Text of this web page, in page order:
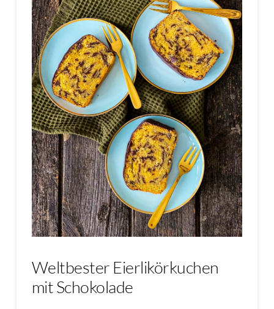
Weltbester Eierlikörkuchen
mit Schokolade